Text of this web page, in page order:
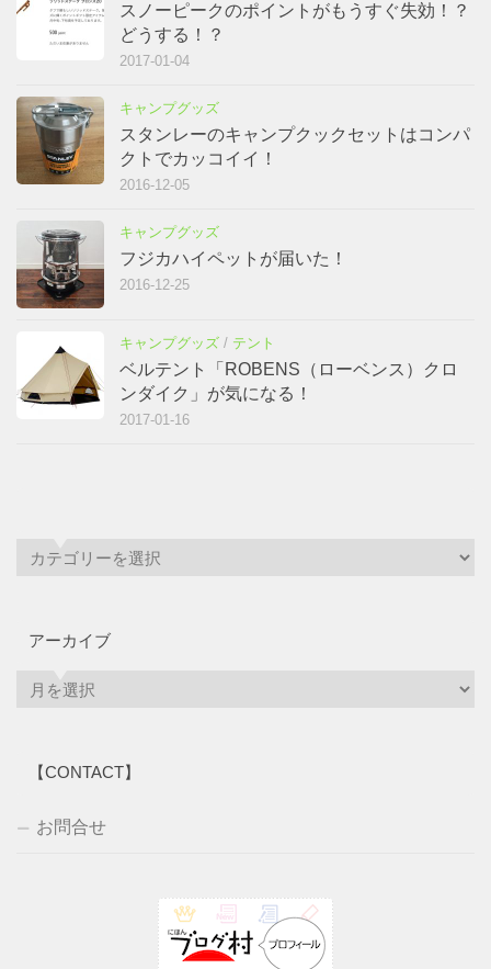
スノーピークのポイントがもうすぐ失効！？
どうする！？
2017-01-04
キャンプグッズ
スタンレーのキャンプクックセットはコンパ
クトでカッコイイ！
2016-12-05
キャンプグッズ
フジカハイペットが届いた！
2016-12-25
キャンプグッズ / テント
ベルテント「ROBENS（ローベンス）クロ
ンダイク」が気になる！
2017-01-16
アーカイブ
【CONTACT】
お問合せ